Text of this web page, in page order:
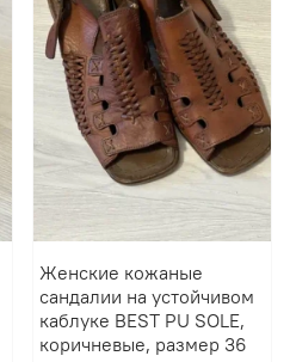
Женские кожаные
сандалии на устойчивом
каблуке BEST PU SOLE,
коричневые, размер 36